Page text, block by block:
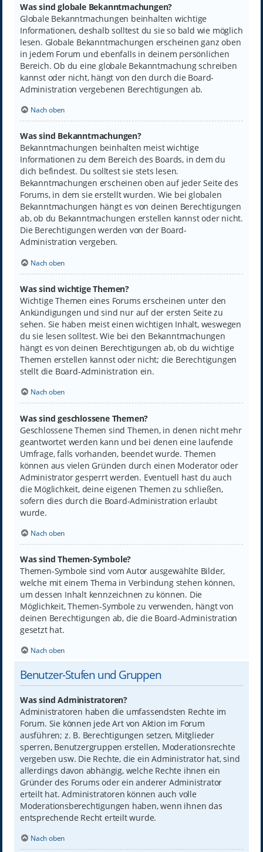
Was sind globale Bekanntmachungen?
Globale Bekanntmachungen beinhalten wichtige
Informationen, deshalb solltest du sie so bald wie möglich
lesen. Globale Bekanntmachungen erscheinen ganz oben
in jedem Forum und ebenfalls in deinem persönlichen
Bereich. Ob du eine globale Bekanntmachung schreiben
kannst oder nicht, hängt von den durch die Board-
Administration vergebenen Berechtigungen ab.
Nach oben
Was sind Bekanntmachungen?
Bekanntmachungen beinhalten meist wichtige
Informationen zu dem Bereich des Boards, in dem du
dich befindest. Du solltest sie stets lesen.
Bekanntmachungen erscheinen oben auf jeder Seite des
Forums, in dem sie erstellt wurden. Wie bei globalen
Bekanntmachungen hängt es von deinen Berechtigungen
ab, ob du Bekanntmachungen erstellen kannst oder nicht.
Die Berechtigungen werden von der Board-
Administration vergeben.
Nach oben
Was sind wichtige Themen?
Wichtige Themen eines Forums erscheinen unter den
Ankündigungen und sind nur auf der ersten Seite zu
sehen. Sie haben meist einen wichtigen Inhalt, weswegen
du sie lesen solltest. Wie bei den Bekanntmachungen
hängt es von deinen Berechtigungen ab, ob du wichtige
Themen erstellen kannst oder nicht; die Berechtigungen
stellt die Board-Administration ein.
Nach oben
Was sind geschlossene Themen?
Geschlossene Themen sind Themen, in denen nicht mehr
geantwortet werden kann und bei denen eine laufende
Umfrage, falls vorhanden, beendet wurde. Themen
können aus vielen Gründen durch einen Moderator oder
Administrator gesperrt werden. Eventuell hast du auch
die Möglichkeit, deine eigenen Themen zu schließen,
sofern dies durch die Board-Administration erlaubt
wurde.
Nach oben
Was sind Themen-Symbole?
Themen-Symbole sind vom Autor ausgewählte Bilder,
welche mit einem Thema in Verbindung stehen können,
um dessen Inhalt kennzeichnen zu können. Die
Möglichkeit, Themen-Symbole zu verwenden, hängt von
deinen Berechtigungen ab, die die Board-Administration
gesetzt hat.
Nach oben
Benutzer-Stufen und Gruppen
Was sind Administratoren?
Administratoren haben die umfassendsten Rechte im
Forum. Sie können jede Art von Aktion im Forum
ausführen; z. B. Berechtigungen setzen, Mitglieder
sperren, Benutzergruppen erstellen, Moderationsrechte
vergeben usw. Die Rechte, die ein Administrator hat, sind
allerdings davon abhängig, welche Rechte ihnen ein
Gründer des Forums oder ein anderer Administrator
erteilt hat. Administratoren können auch volle
Moderationsberechtigungen haben, wenn ihnen das
entsprechende Recht erteilt wurde.
Nach oben